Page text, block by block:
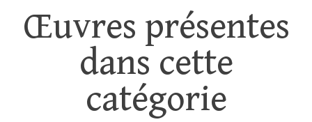
Œuvres présentes
dans cette
catégorie